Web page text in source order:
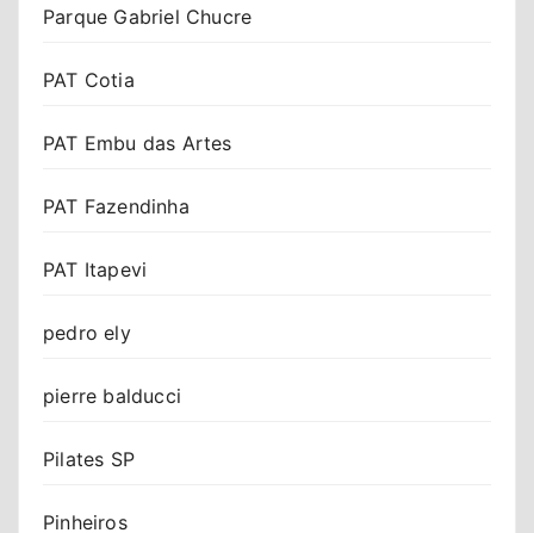
Parque Gabriel Chucre
PAT Cotia
PAT Embu das Artes
PAT Fazendinha
PAT Itapevi
pedro ely
pierre balducci
Pilates SP
Pinheiros